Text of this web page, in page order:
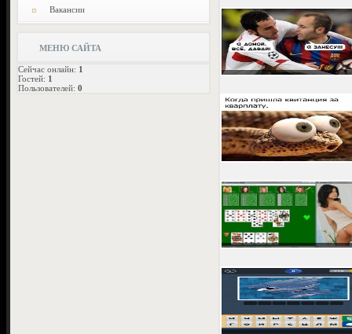
Вакансии
МЕНЮ САЙТА
Сейчас онлайн: 1
Гостей: 1
Пользователей: 0